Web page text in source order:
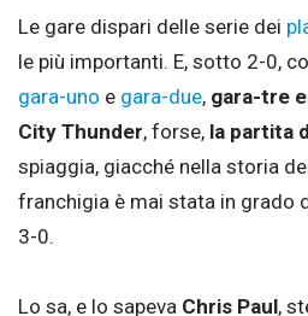
Le gare dispari delle serie dei
le più importanti. E, sotto 2-0,
gara-uno e gara-due, gara-tre
City Thunder, forse, la partita
spiaggia, giacché nella storia
franchigia è mai stata in grado
3-0.
Lo sa, e lo sapeva Chris Paul,